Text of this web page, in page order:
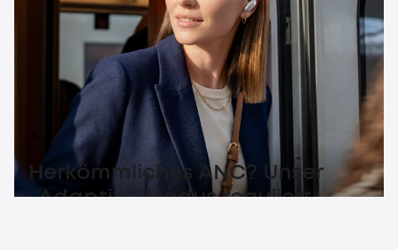
Herkömmliches ANC? Unser
„Adaptiv“-Modus reguliert